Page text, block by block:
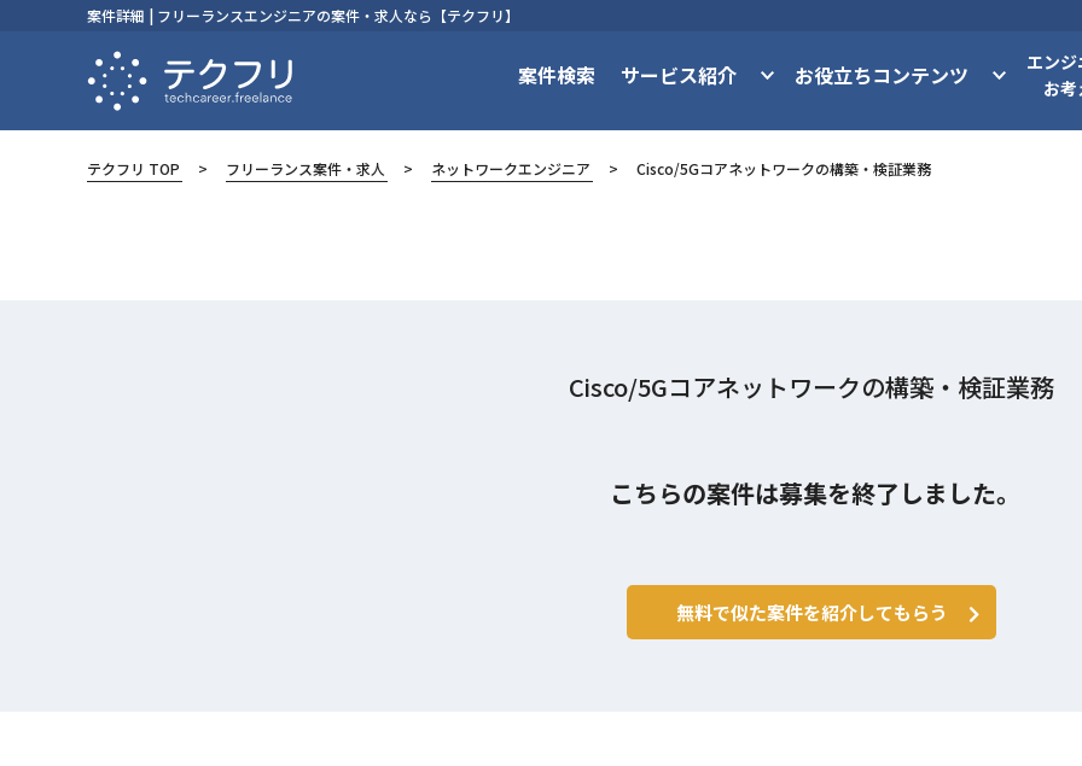
案件詳細 | フリーランスエンジニアの案件・求人なら【テクフリ】
案件検索 サービス紹介 お役立ちコンテンツ
エン
お
テクフリ TOP フリーランス案件・求人 ネットワークエンジニア Cisco/5Gコアネットワークの構築・検証業務
Cisco/5Gコアネットワークの構築・検証業務
こちらの案件は募集を終了しました。
無料で似た案件を紹介してもらう